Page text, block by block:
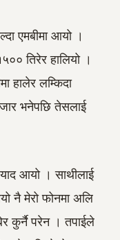
एमबीमा आयो ।
तिरेर हालियो ।
हालेर लम्किदा
भनेपछि तेसलाई
आयो । साथीलाई
नै मेरो फोनमा अलि
कुर्नै परेन । तपाईले